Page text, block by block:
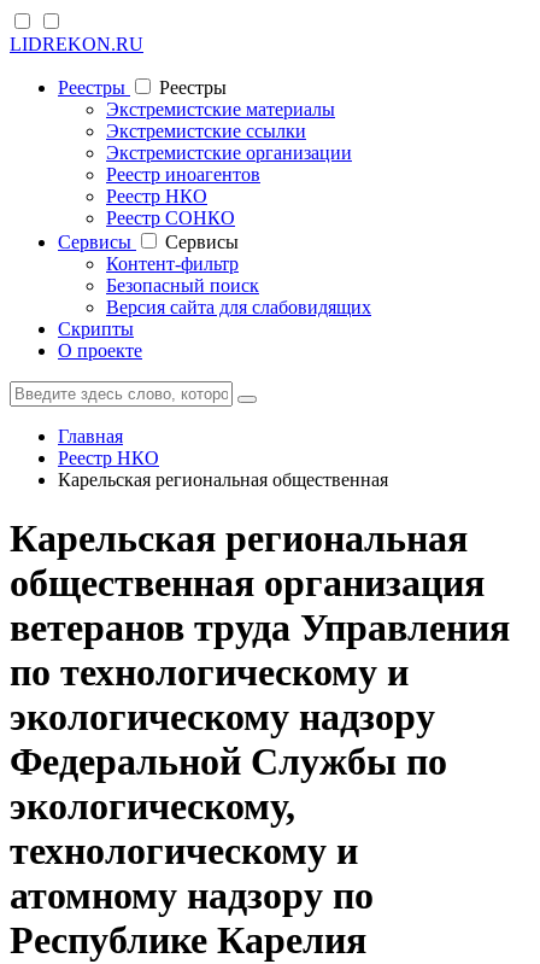
LIDREKON.RU
Реестры
Реестры
Экстремистские материалы
Экстремистские ссылки
Экстремистские организации
Реестр иноагентов
Реестр НКО
Реестр СОНКО
Cервисы
Cервисы
Контент-фильтр
Безопасный поиск
Версия сайта для слабовидящих
Скрипты
О проекте
Главная
Реестр НКО
Карельская региональная общественная
Карельская региональная
общественная организация
ветеранов труда Управления
по технологическому и
экологическому надзору
Федеральной Службы по
экологическому,
технологическому и
атомному надзору по
Республике Карелия